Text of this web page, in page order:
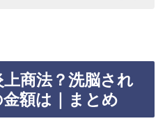
商法？洗脳され
額は｜まとめ